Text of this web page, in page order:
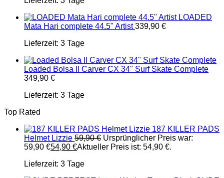
LOADED
Mata Hari complete 44.5" Artist 339,90 €
Lieferzeit: 3 Tage
Loaded Bolsa II Carver CX 34" Surf Skate Complete
349,90 €
Lieferzeit: 3 Tage
Top Rated
187 KILLER PADS
Helmet Lizzie 59,90€ Ursprünglicher Preis war:
59,90 €54,90 €Aktueller Preis ist: 54,90 €.
Lieferzeit: 3 Tage